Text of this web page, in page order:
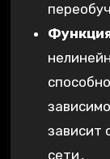
зависит
сети․